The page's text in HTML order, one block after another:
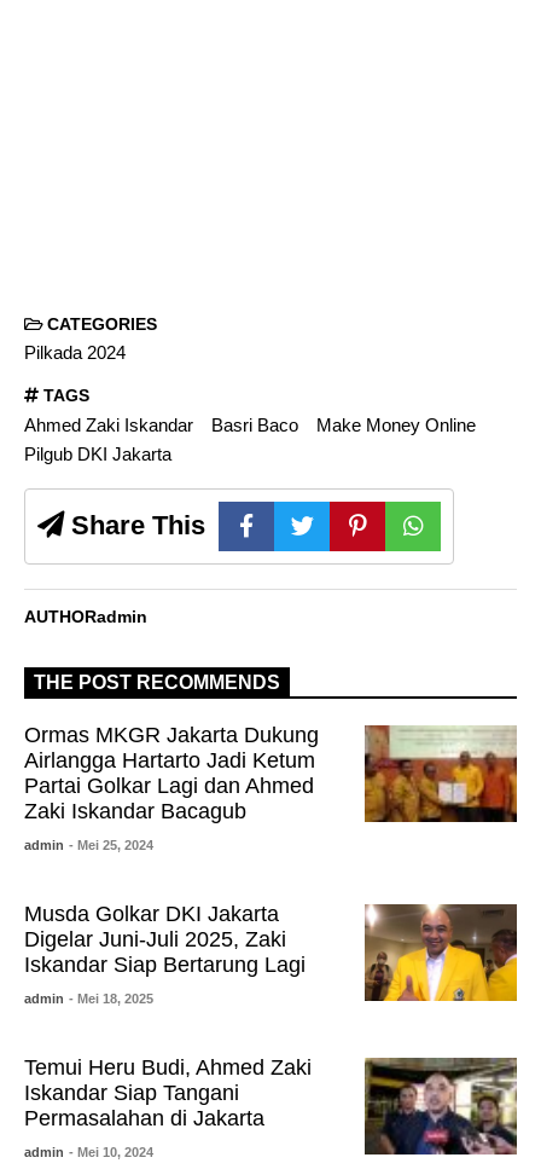
CATEGORIES
Pilkada 2024
TAGS
Ahmed Zaki Iskandar Basri Baco
Make Money Online
Pilgub DKI Jakarta
Share This
AUTHORadmin
THE POST RECOMMENDS
Ormas MKGR Jakarta Dukung
Airlangga Hartarto Jadi Ketum
Partai Golkar Lagi dan Ahmed
Zaki Iskandar Bacagub
admin - Mei 25, 2024
Musda Golkar DKI Jakarta
Digelar Juni-Juli 2025, Zaki
Iskandar Siap Bertarung Lagi
admin - Mei 18, 2025
Temui Heru Budi, Ahmed Zaki
Iskandar Siap Tangani
Permasalahan di Jakarta
admin - Mei 10, 2024